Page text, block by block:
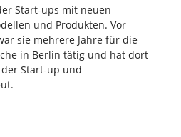
Start-ups mit neuen
und Produkten. Vor
sie mehrere Jahre für die
in Berlin tätig und hat dort
Start-up und